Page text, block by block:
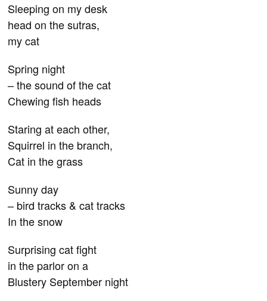
Sleeping on my desk
head on the sutras,
my cat
Spring night
– the sound of the cat
Chewing fish heads
Staring at each other,
Squirrel in the branch,
Cat in the grass
Sunny day
– bird tracks & cat tracks
In the snow
Surprising cat fight
in the parlor on a
Blustery September night